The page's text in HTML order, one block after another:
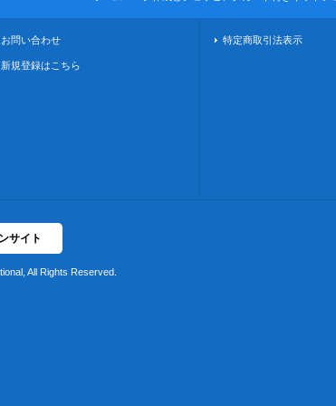
お問い合わせ
新規登録はこちら
特定商取引法表示
サイト
All Rights Reserved.